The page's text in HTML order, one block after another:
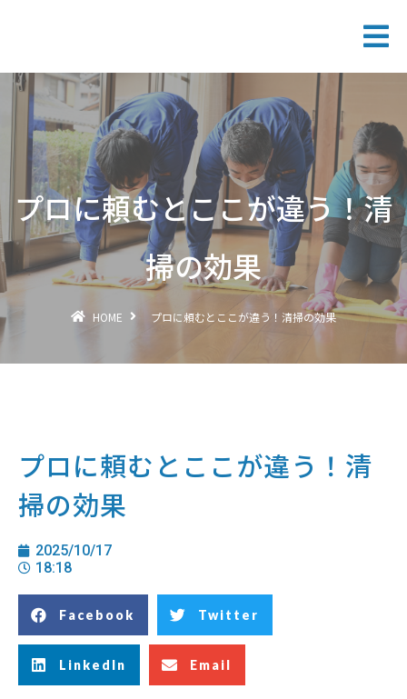
プロに頼むとここが違う！清
掃の効果
HOME プロに頼むとここが違う！清掃の効果
プロに頼むとここが違う！清
掃の効果
2025/10/17
18:18
Facebook Twitter
LinkedIn Email